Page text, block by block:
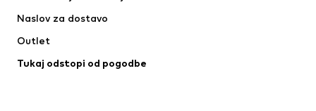
Naslov za dostavo
Outlet
Tukaj odstopi od pogodbe